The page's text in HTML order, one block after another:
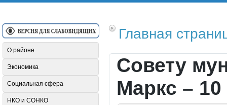
Главная
Совету
Маркс – 10
О районе
Экономика
Социальная сфера
НКО и СОНКО